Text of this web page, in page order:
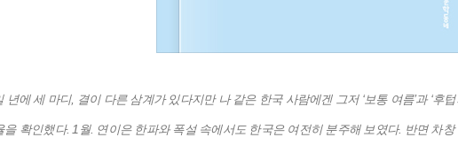
에 세 마디, 결이 다른 삼계가 있다지만 나 같은 한국 사람에겐 그저 ‘보통 여름’과 ‘후
확인했다. 1월. 연이은 한파와 폭설 속에서도 한국은 여전히 분주해 보였다. 반면 차